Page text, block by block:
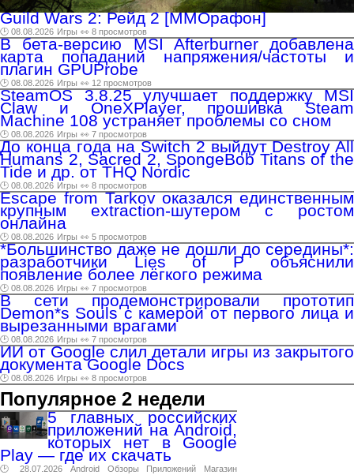
Guild Wars 2: Рейд 2 [ММОрафон]
🕑 08.08.2026 Игры 👀 8 просмотров
В бета-версию MSI Afterburner добавлена
карта попаданий напряжения/частоты и
плагин GPUProbe
🕑 08.08.2026 Игры 👀 12 просмотров
SteamOS 3.8.25 улучшает поддержку MSI
Claw и OneXPlayer, прошивка Steam
Machine 108 устраняет проблемы со сном
🕑 08.08.2026 Игры 👀 7 просмотров
До конца года на Switch 2 выйдут Destroy All
Humans 2, Sacred 2, SpongeBob Titans of the
Tide и др. от THQ Nordic
🕑 08.08.2026 Игры 👀 8 просмотров
Escape from Tarkov оказался единственным
крупным extraction-шутером с ростом
онлайна
🕑 08.08.2026 Игры 👀 5 просмотров
*Большинство даже не дошли до середины*:
разработчики Lies of P объяснили
появление более лёгкого режима
🕑 08.08.2026 Игры 👀 7 просмотров
В сети продемонстрировали прототип
Demon*s Souls с камерой от первого лица и
вырезанными врагами
🕑 08.08.2026 Игры 👀 7 просмотров
ИИ от Google слил детали игры из закрытого
документа Google Docs
🕑 08.08.2026 Игры 👀 8 просмотров
Популярное 2 недели
5 главных российских
приложений на Android,
которых нет в Google
Play — где их скачать
🕑 28.07.2026 Android Обзоры Приложений
Магазин